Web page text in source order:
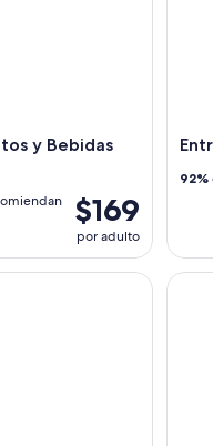
y Bebidas
$169
por adulto
92%
Degustación de
ATV